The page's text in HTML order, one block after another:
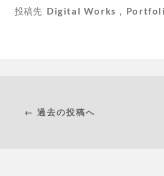
投稿先 Digital Works ,
← 過去の投稿へ